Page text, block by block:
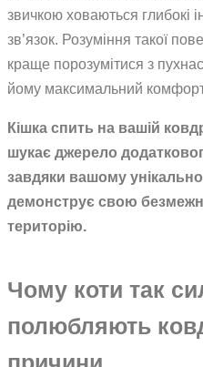
звичкою ховаються глибокі
зв’язок. Розуміння такої
краще порозумітися з
йому максимальний
Кішка спить на вашій
шукає джерело
завдяки вашому
демонструє свою
територію.
Чому коти так
полюбляють